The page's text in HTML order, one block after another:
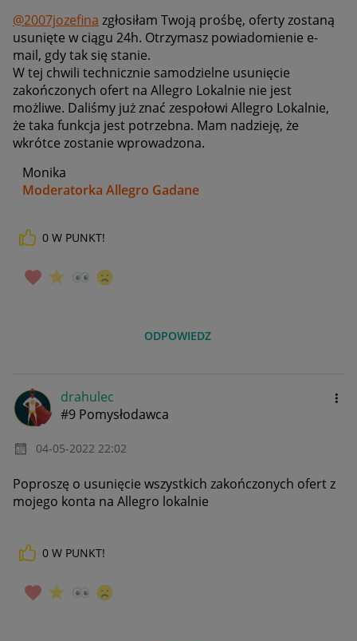
@2007jozefina zgłosiłam Twoją prośbę, oferty zostaną
usunięte w ciągu 24h. Otrzymasz powiadomienie e-
mail, gdy tak się stanie.
W tej chwili technicznie samodzielne usunięcie
zakończonych ofert na Allegro Lokalnie nie jest
możliwe. Daliśmy już znać zespołowi Allegro Lokalnie,
że taka funkcja jest potrzebna. Mam nadzieję, że
wkrótce zostanie wprowadzona.
Monika
Moderatorka Allegro Gadane
0 W PUNKT!
ODPOWIEDZ
drahulec
#9 Pomysłodawca
‎04-05-2022 22:02
Poproszę o usunięcie wszystkich zakończonych ofert z
mojego konta na Allegro lokalnie
0 W PUNKT!